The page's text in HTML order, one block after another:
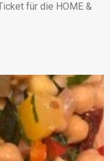
für die HOME &